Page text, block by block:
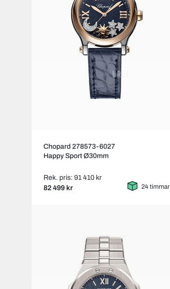
Chopard 278573-6027
Happy Sport Ø30mm
Rek. pris: 91 410 kr
82 499 kr 24 timmar